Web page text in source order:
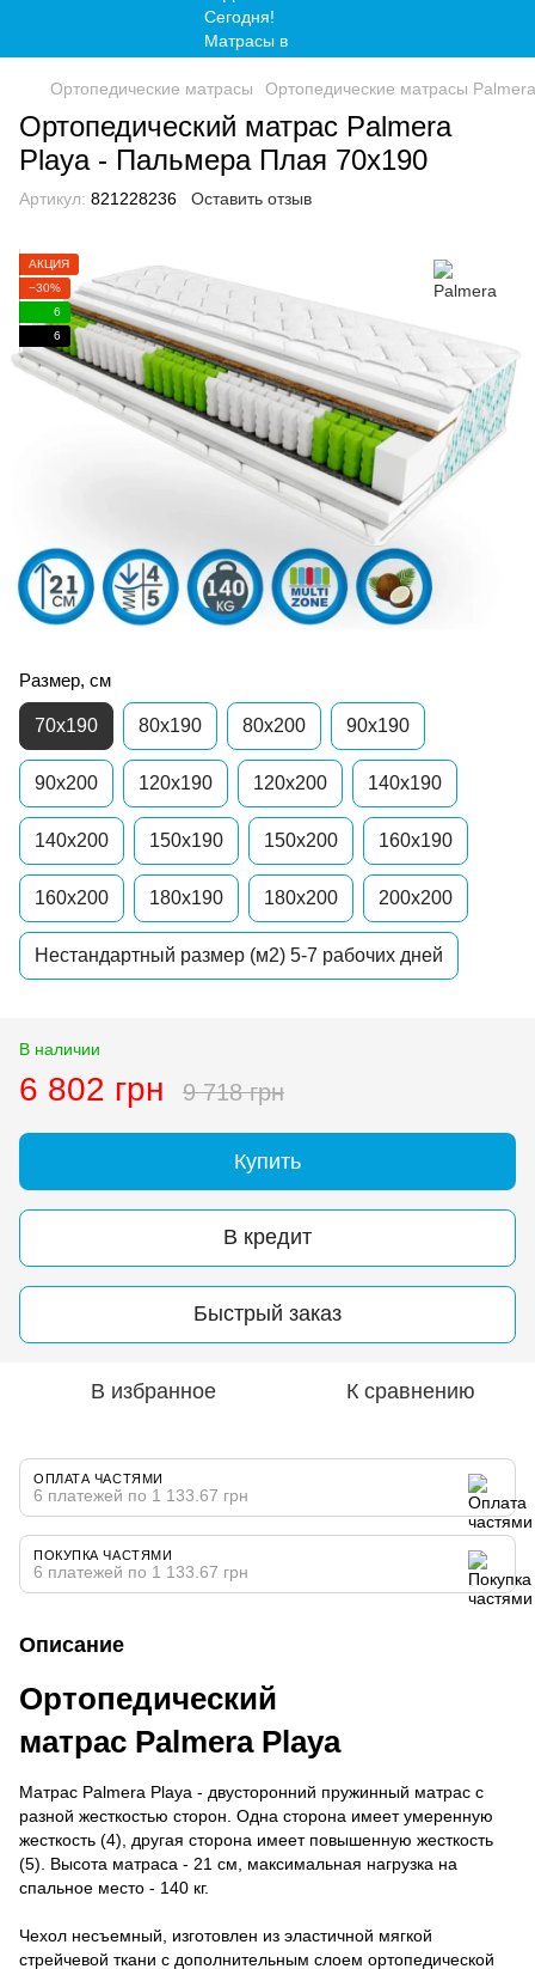
Ортопедические матрасы Ортопедические матрасы Palmera
Ортопедический матрас Palmera
Playa - Пальмера Плая 70x190
Артикул: 821228236 Оставить отзыв
АКЦИЯ
−30%
6
6
Размер, см
70x190 80x190 80x200 90x190
90x200 120x190 120x200 140x190
140x200 150x190 150x200 160x190
160x200 180x190 180x200 200x200
Нестандартный размер (м2) 5-7 рабочих дней
В наличии
6 802 грн 9 718 грн
Купить
В кредит
Быстрый заказ
В избранное К сравнению
ОПЛАТА ЧАСТЯМИ
6 платежей по 1 133.67 грн
ПОКУПКА ЧАСТЯМИ
6 платежей по 1 133.67 грн
Описание
Ортопедический
матрас Palmera Playa
Матрас Palmera Playa - двусторонний пружинный матрас с
разной жесткостью сторон. Одна сторона имеет умеренную
жесткость (4), другая сторона имеет повышенную жесткость
(5). Высота матраса - 21 см, максимальная нагрузка на
спальное место - 140 кг.
Чехол несъемный, изготовлен из эластичной мягкой
стрейчевой ткани с дополнительным слоем ортопедической